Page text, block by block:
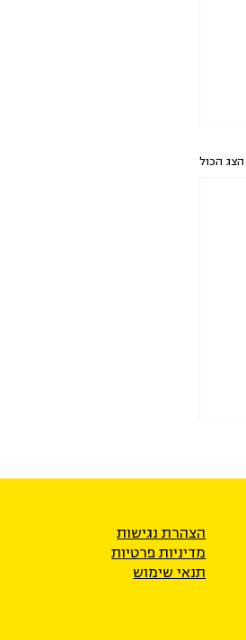
הצג הכול
הצהרת נגישות
מדיניות פרטיות
תנאי שימוש